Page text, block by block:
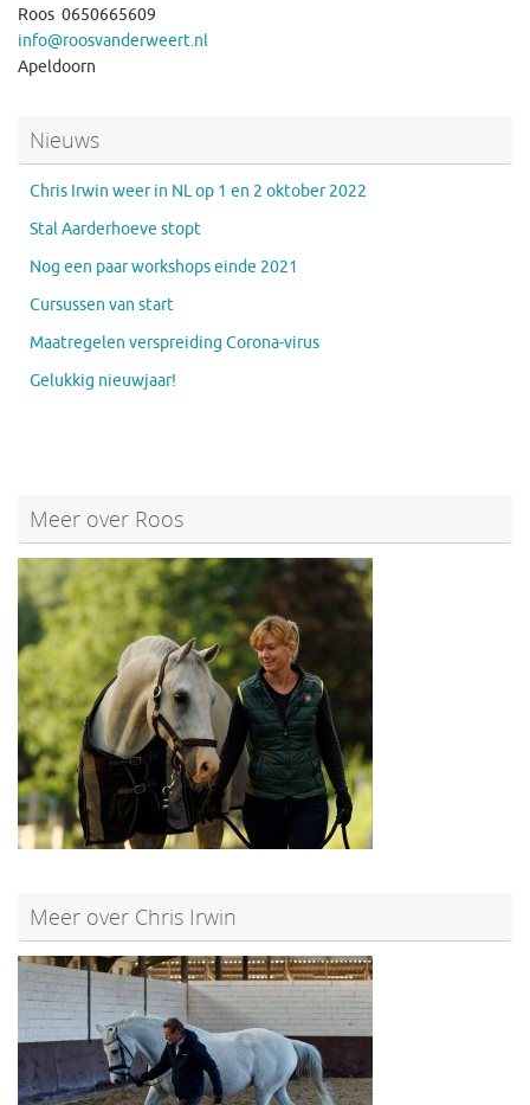
Roos 0650665609
info@roosvanderweert.nl
Apeldoorn
Nieuws
Chris Irwin weer in NL op 1 en 2 oktober 2022
Stal Aarderhoeve stopt
Nog een paar workshops einde 2021
Cursussen van start
Maatregelen verspreiding Corona-virus
Gelukkig nieuwjaar!
Meer over Roos
Meer over Chris Irwin